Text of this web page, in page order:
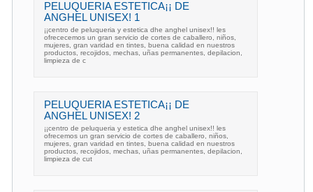
PELUQUERIA ESTETICA¡¡ DE
ANGHEL UNISEX! 1
¡¡centro de peluqueria y estetica dhe anghel unisex!! les
ofrececemos un gran servicio de cortes de caballero, niños,
mujeres, gran varidad en tintes, buena calidad en nuestros
productos, recojidos, mechas, uñas permanentes, depilacion,
limpieza de c
PELUQUERIA ESTETICA¡¡ DE
ANGHEL UNISEX! 2
¡¡centro de peluqueria y estetica dhe anghel unisex!! les
ofrecemos un gran servicio de cortes de caballero, niños,
mujeres, gran varidad en tintes, buena calidad en nuestros
productos, recojidos, mechas, uñas permanentes, depilacion,
limpieza de cut